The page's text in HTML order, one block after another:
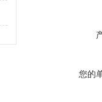
您的